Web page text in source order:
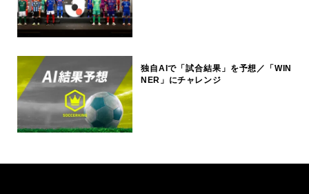
独自AIで「試合結果」を予想／「WIN
NER」にチャレンジ